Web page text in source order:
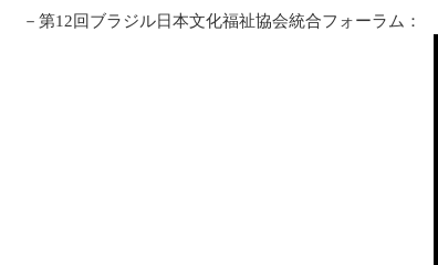
－第12回ブラジル日本文化福祉協会統合フォーラム：